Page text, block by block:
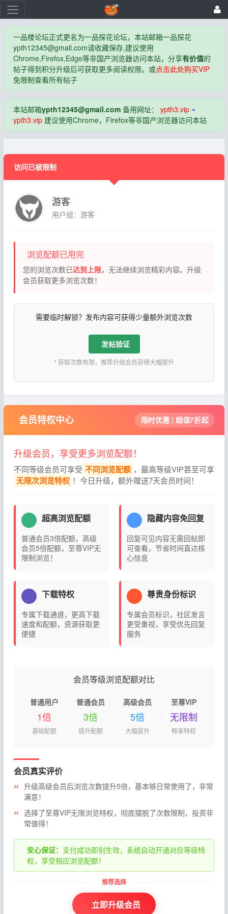
一品楼论坛正式更名为一品探花论坛，本站邮箱一品探花
ypth12345@gmail.com请收藏保存,建议使用
Chrome,Firefox,Edge等非国产浏览器访问本站，分享有价值的
帖子得到积分升级后可获取更多阅读权限。或点击此处购买VIP
免限制查看所有帖子
本站邮箱ypth12345@gmail.com备用网址： ypth3.vip~
ypth3.vip建议使用Chrome，Firefox等非国产浏览器访问本站
访问已被限制
游客
用户组：游客
浏览配额已用完
您的浏览次数已达到上限，无法继续浏览精彩内容。升级
会员获取更多浏览次数！
需要临时解锁？发布内容可获得少量额外浏览次数
发帖验证
* 获取次数有限，推荐升级会员获得大幅提升
会员特权中心 限时优惠 | 超值7折起
升级会员，享受更多浏览配额！
不同等级会员可享受 不同浏览配额 ，最高等级VIP甚至可享
无限次浏览特权 ！今日升级，额外赠送7天会员时间！
超高浏览配额
普通会员3倍配额，高级
会员5倍配额，至尊VIP无
限制浏览！
隐藏内容免回复
回复可见内容无需回帖即
可查看，节省时间直达核
心信息
下载特权
专属下载通道，更高下载
速度和配额，资源获取更
便捷
尊贵身份标识
专属会员标识，社区发言
更受重视，享受优先回复
服务
会员等级浏览配额对比
普通用户
1倍
基础配额
普通会员
3倍
提升配额
高级会员
5倍
大幅提升
至尊VIP
无限制
畅享特权
会员真实评价
升级高级会员后浏览次数提升5倍，基本够日常使用了，非常
满意！
选择了至尊VIP无限浏览特权，彻底摆脱了次数限制，投资非
常值得！
安心保证： 支付成功即刻生效，系统自动开通对应等级特
权，享受相应浏览配额！
立即升级会员